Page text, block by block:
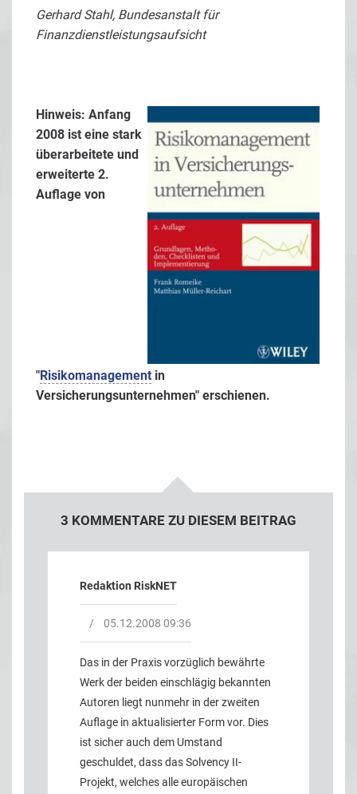
Gerhard Stahl, Bundesanstalt für
Finanzdienstleistungsaufsicht
Hinweis: Anfang
2008 ist eine stark
überarbeitete und
erweiterte 2.
Auflage von
"Risikomanagement in
Versicherungsunternehmen" erschienen.
3 KOMMENTARE ZU DIESEM BEITRAG
Redaktion RiskNET
/ 05.12.2008 09:36
Das in der Praxis vorzüglich bewährte
Werk der beiden einschlägig bekannten
Autoren liegt nunmehr in der zweiten
Auflage in aktualisierter Form vor. Dies
ist sicher auch dem Umstand
geschuldet, dass das Solvency II-
Projekt, welches alle europäischen